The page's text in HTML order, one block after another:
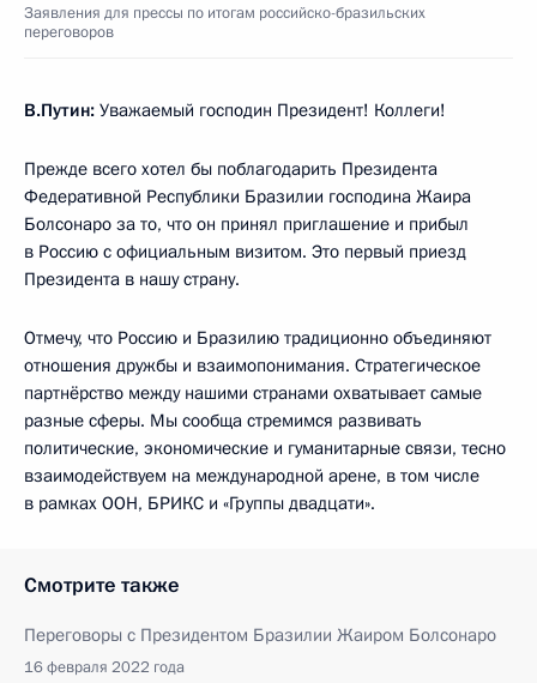
Заявления для прессы по итогам российско-бразильских
переговоров
В.Путин: Уважаемый господин Президент! Коллеги!
Прежде всего хотел бы поблагодарить Президента
Федеративной Республики Бразилии господина Жаира
Болсонаро за то, что он принял приглашение и прибыл
в Россию с официальным визитом. Это первый приезд
Президента в нашу страну.
Отмечу, что Россию и Бразилию традиционно объединяют
отношения дружбы и взаимопонимания. Стратегическое
партнёрство между нашими странами охватывает самые
разные сферы. Мы сообща стремимся развивать
политические, экономические и гуманитарные связи, тесно
взаимодействуем на международной арене, в том числе
в рамках ООН, БРИКС и «Группы двадцати».
Смотрите также
Переговоры с Президентом Бразилии Жаиром Болсонаро
16 февраля 2022 года